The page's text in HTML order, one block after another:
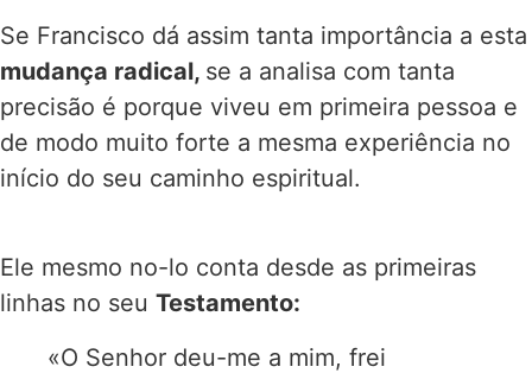
Se Francisco dá assim tanta importância a esta
mudança radical, se a analisa com tanta
precisão é porque viveu em primeira pessoa e
de modo muito forte a mesma experiência no
início do seu caminho espiritual.
Ele mesmo no-lo conta desde as primeiras
linhas no seu Testamento:
«O Senhor deu-me a mim, frei